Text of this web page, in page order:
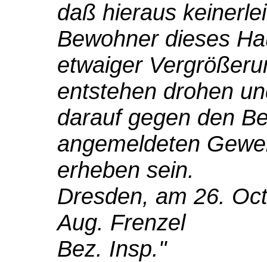
daß hieraus
Bewohner dieses
etwaiger
entstehen drohen
darauf gegen den
angemeldeten
erheben sein.
Dresden, am 26.
Aug. Frenzel
Bez. Insp."